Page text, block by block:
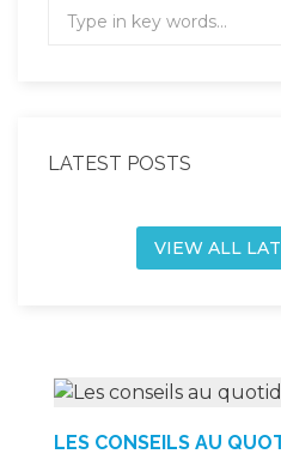
LATEST POSTS
VIEW ALL
LES CONSEILS AU